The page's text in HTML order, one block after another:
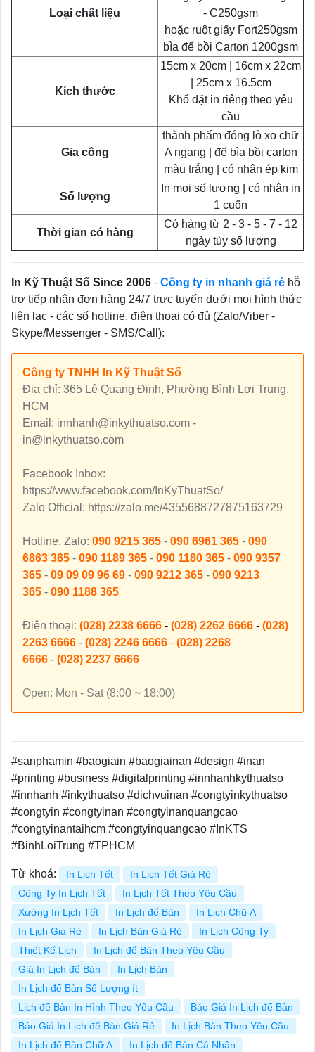
Loại chất liệu
- C250gsm
hoặc ruột giấy Fort250gsm
bìa đế bồi Carton 1200gsm
Kích thước
15cm x 20cm | 16cm x 22cm
| 25cm x 16.5cm
Khổ đặt in riêng theo yêu
cầu
Gia công
thành phẩm đóng lò xo chữ
A ngang | đế bìa bồi carton
màu trắng | có nhận ép kim
Số lượng
In mọi số lượng | có nhận in
1 cuốn
Thời gian có hàng
Có hàng từ 2 - 3 - 5 - 7 - 12
ngày tùy số lượng
In Kỹ Thuật Số Since 2006 - Công ty in nhanh giá rẻ hỗ
trợ tiếp nhận đơn hàng 24/7 trực tuyến dưới mọi hình thức
liên lạc - các số hotline, điện thoại có đủ (Zalo/Viber -
Skype/Messenger - SMS/Call):
Công ty TNHH In Kỹ Thuật Số
Địa chỉ: 365 Lê Quang Định, Phường Bình Lợi Trung,
HCM
Email: innhanh@inkythuatso.com -
in@inkythuatso.com
Facebook Inbox:
https://www.facebook.com/InKyThuatSo/
Zalo Official: https://zalo.me/4355688727875163729
Hotline, Zalo: 090 9215 365 - 090 6961 365 - 090
6863 365 - 090 1189 365 - 090 1180 365 - 090 9357
365 - 09 09 09 96 69 - 090 9212 365 - 090 9213
365 - 090 1188 365
Điện thoại: (028) 2238 6666 - (028) 2262 6666 - (028)
2263 6666 - (028) 2246 6666 - (028) 2268
6666 - (028) 2237 6666
Open: Mon - Sat (8:00 ~ 18:00)
#sanphamin #baogiain #baogiainan #design #inan
#printing #business #digitalprinting #innhanhkythuatso
#innhanh #inkythuatso #dichvuinan #congtyinkythuatso
#congtyin #congtyinan #congtyinanquangcao
#congtyinantaihcm #congtyinquangcao #InKTS
#BinhLoiTrung #TPHCM
Từ khoá: In Lịch Tết
In Lịch Tết Giá Rẻ
Công Ty In Lịch Tết
In Lịch Tết Theo Yêu Cầu
Xưởng In Lịch Tết
In Lịch để Bàn
In Lịch Chữ A
In Lịch Giá Rẻ
In Lịch Bàn Giá Rẻ
In Lịch Công Ty
Thiết Kế Lịch
In Lịch để Bàn Theo Yêu Cầu
Giá In Lịch để Bàn
In Lịch Bàn
In Lịch để Bàn Số Lượng ít
Lịch để Bàn In Hình Theo Yêu Cầu
Báo Giá In Lịch để Bàn
Báo Giá In Lịch để Bàn Giá Rẻ
In Lịch Bàn Theo Yêu Cầu
In Lịch để Bàn Chữ A
In Lịch để Bàn Cá Nhân